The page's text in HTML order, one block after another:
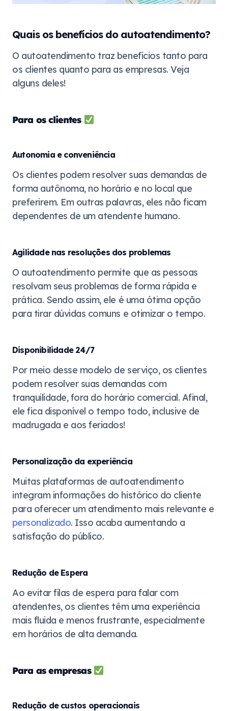
Quais os benefícios do autoatendimento?
O autoatendimento traz benefícios tanto para
os clientes quanto para as empresas. Veja
alguns deles!
Para os clientes
Autonomia e conveniência
Os clientes podem resolver suas demandas de
forma autônoma, no horário e no local que
preferirem. Em outras palavras, eles não ficam
dependentes de um atendente humano.
Agilidade nas resoluções dos problemas
O autoatendimento permite que as pessoas
resolvam seus problemas de forma rápida e
prática. Sendo assim, ele é uma ótima opção
para tirar dúvidas comuns e otimizar o tempo.
Disponibilidade 24/7
Por meio desse modelo de serviço, os clientes
podem resolver suas demandas com
tranquilidade, fora do horário comercial. Afinal,
ele fica disponível o tempo todo, inclusive de
madrugada e aos feriados!
Personalização da experiência
Muitas plataformas de autoatendimento
integram informações do histórico do cliente
para oferecer um atendimento mais relevante e
personalizado. Isso acaba aumentando a
satisfação do público.
Redução de Espera
Ao evitar filas de espera para falar com
atendentes, os clientes têm uma experiência
mais fluida e menos frustrante, especialmente
em horários de alta demanda.
Para as empresas
Redução de custos operacionais